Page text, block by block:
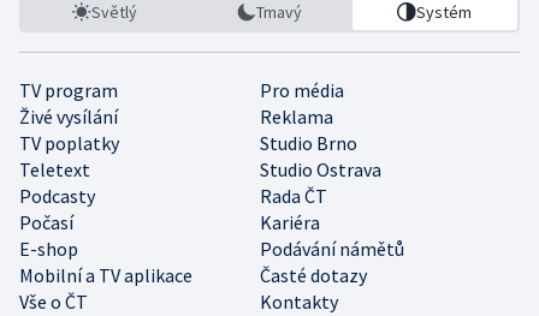
Světlý Tmavý Systém
TV program
Pro média
Živé vysílání
Reklama
TV poplatky
Studio Brno
Teletext
Studio Ostrava
Podcasty
Rada ČT
Počasí
Kariéra
E-shop
Podávání námětů
Mobilní a TV aplikace
Časté dotazy
Vše o ČT
Kontakty